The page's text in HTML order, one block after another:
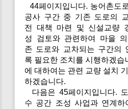
44페이지입니다. 농어촌도
공사 구간 중 기존 도로의
전 대책 마련 및 신설교량
성 검토와 관련하여 마을
존 도로와 교차되는 구간의
록 필요한 조치를 시행하겠습
에 대하여는 관련 교량 설치
하겠습니다.
다음은 45페이지입니다.
수 공간 조성 사업과 연계하